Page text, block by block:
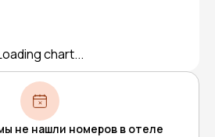
chart...
не нашли номеров в отеле